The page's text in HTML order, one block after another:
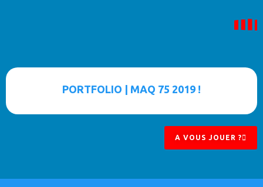
PORTFOLIO | MAQ 75 2019 !
A VOUS JOUER ?